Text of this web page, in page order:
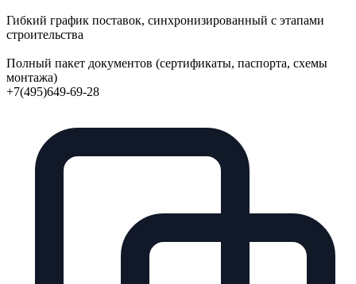
Гибкий график поставок, синхронизированный с этапами
строительства
Полный пакет документов (сертификаты, паспорта, схемы
монтажа)
+7(495)649-69-28